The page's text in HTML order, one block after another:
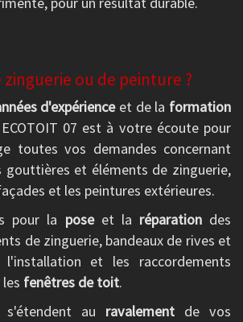
zinguerie ou de peinture ?
d'expérienceet de la formation
07 est à votre écoute pour
toutes vos demandes concernant
gouttières et éléments de zinguerie,
et les peintures extérieures.
pour la poseet la réparationdes
de zinguerie, bandeaux de rives et
l'installation et les raccordements
fenêtres de toit.
s'étendent au ravalement de vos